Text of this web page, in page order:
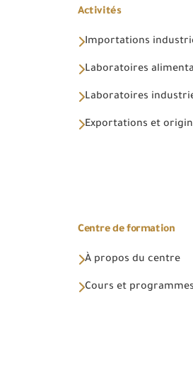
Activités
Importations
Laboratoires
Laboratoires
Exportations et
Centre de formation
À propos du centre
Cours et